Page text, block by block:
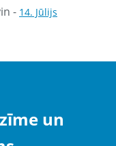
- 14. Jūlijs
un